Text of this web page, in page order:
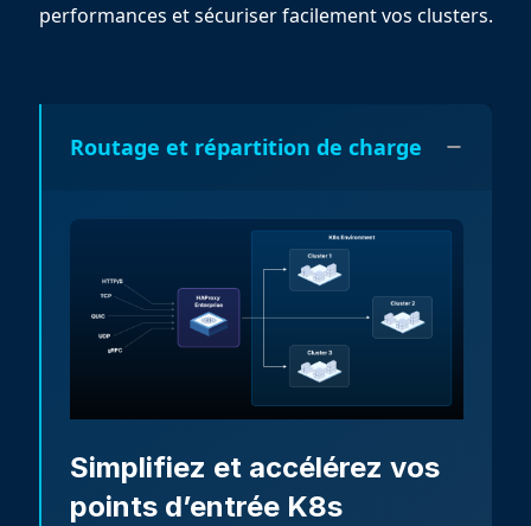
performances et sécuriser facilement vos clusters.
Routage et répartition de charge
Simplifiez et accélérez vos
points d’entrée K8s